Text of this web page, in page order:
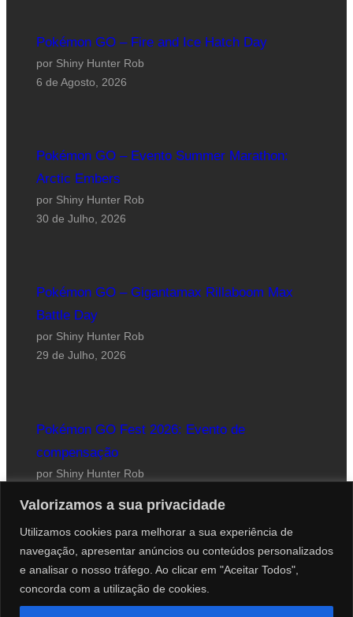
Valorizamos a sua privacidade
Utilizamos cookies para melhorar a sua experiência de
navegação, apresentar anúncios ou conteúdos personalizados
e analisar o nosso tráfego. Ao clicar em "Aceitar Todos",
concorda com a utilização de cookies.
Pokémon GO – Fire and Ice Hatch Day
por Shiny Hunter Rob
6 de Agosto, 2026
Pokémon GO – Evento Summer Marathon:
Arctic Embers
por Shiny Hunter Rob
30 de Julho, 2026
Pokémon GO – Gigantamax Rillaboom Max
Battle Day
por Shiny Hunter Rob
29 de Julho, 2026
Pokémon GO Fest 2026: Evento de
compensação
por Shiny Hunter Rob
Website desenhado por Roberto Coutinho